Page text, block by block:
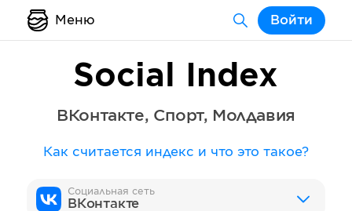
Меню Войти
Social Index
ВКонтакте, Спорт, Молдавия
Как считается индекс и что это такое?
Социальная сеть
ВКонтакте